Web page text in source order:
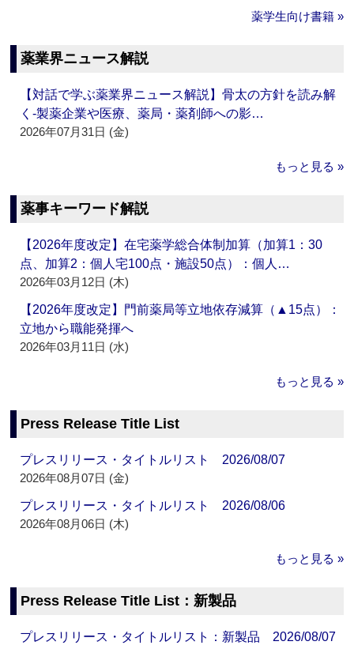
薬学生向け書籍 »
薬業界ニュース解説
【対話で学ぶ薬業界ニュース解説】骨太の方針を読み解
く‐製薬企業や医療、薬局・薬剤師への影…
2026年07月31日 (金)
もっと見る »
薬事キーワード解説
【2026年度改定】在宅薬学総合体制加算（加算1：30
点、加算2：個人宅100点・施設50点）：個人…
2026年03月12日 (木)
【2026年度改定】門前薬局等立地依存減算（▲15点）：
立地から職能発揮へ
2026年03月11日 (水)
もっと見る »
Press Release Title List
プレスリリース・タイトルリスト 2026/08/07
2026年08月07日 (金)
プレスリリース・タイトルリスト 2026/08/06
2026年08月06日 (木)
もっと見る »
Press Release Title List：新製品
プレスリリース・タイトルリスト：新製品 2026/08/07